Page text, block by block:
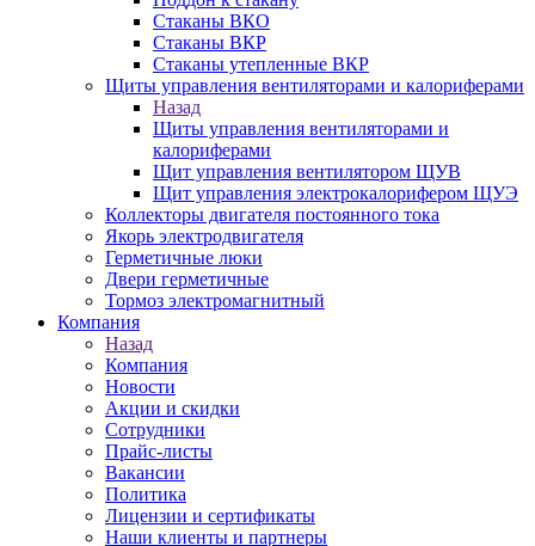
Стаканы ВКО
Стаканы ВКР
Стаканы утепленные ВКР
Щиты управления вентиляторами и калориферами
Назад
Щиты управления вентиляторами и
калориферами
Щит управления вентилятором ЩУВ
Щит управления электрокалорифером ЩУЭ
Коллекторы двигателя постоянного тока
Якорь электродвигателя
Герметичные люки
Двери герметичные
Тормоз электромагнитный
Компания
Назад
Компания
Новости
Акции и скидки
Сотрудники
Прайс-листы
Вакансии
Политика
Лицензии и сертификаты
Наши клиенты и партнеры